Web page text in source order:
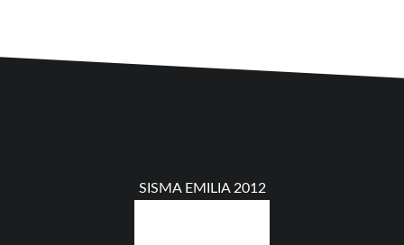
SISMA EMILIA 2012